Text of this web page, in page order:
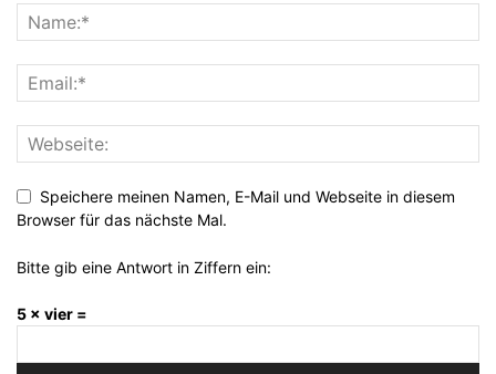
Speichere meinen Namen, E-Mail und Webseite in diesem
Browser für das nächste Mal.
Bitte gib eine Antwort in Ziffern ein:
5 × vier =